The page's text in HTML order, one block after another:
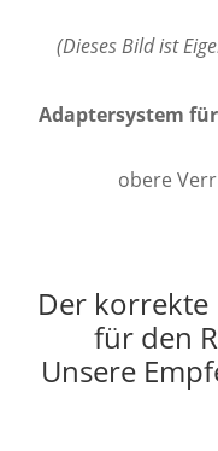
(Dieses Bild ist
Adaptersystem
obere
Der korrekte
für den
Unsere